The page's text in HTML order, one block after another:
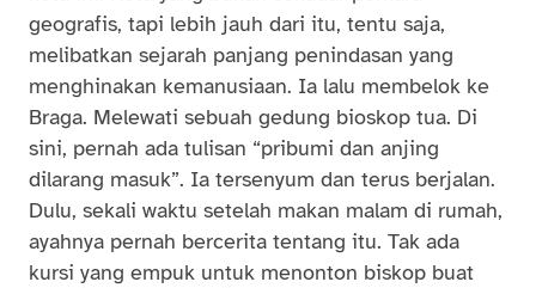
geografis, tapi lebih jauh dari itu, tentu saja,
melibatkan sejarah panjang penindasan yang
menghinakan kemanusiaan. Ia lalu membelok ke
Braga. Melewati sebuah gedung bioskop tua. Di
sini, pernah ada tulisan “pribumi dan anjing
dilarang masuk”. Ia tersenyum dan terus berjalan.
Dulu, sekali waktu setelah makan malam di rumah,
ayahnya pernah bercerita tentang itu. Tak ada
kursi yang empuk untuk menonton biskop buat